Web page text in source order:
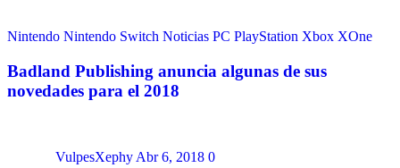
Nintendo Nintendo Switch Noticias PC PlayStation Xbox XOne
Badland Publishing anuncia algunas de sus
novedades para el 2018
VulpesXephyAbr 6, 2018 0